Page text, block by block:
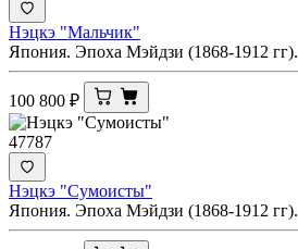
Нэцкэ "Мальчик"
Япония. Эпоха Мэйдзи (1868-1912 гг).
100 800 ₽
47787
Нэцкэ "Сумоисты"
Япония. Эпоха Мэйдзи (1868-1912 гг).